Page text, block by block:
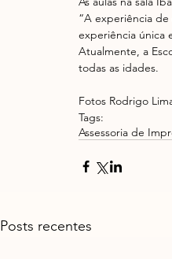
“A experiência
experiência única
Atualmente, a
todas as idades.
Fotos Rodrigo
Tags:
Assessoria de
Posts recentes